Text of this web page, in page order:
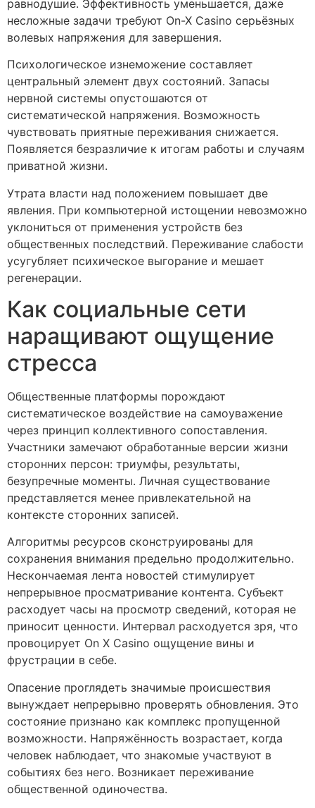
равнодушие. Эффективность уменьшается, даже
несложные задачи требуют On-X Casino серьёзных
волевых напряжения для завершения.
Психологическое изнеможение составляет
центральный элемент двух состояний. Запасы
нервной системы опустошаются от
систематической напряжения. Возможность
чувствовать приятные переживания снижается.
Появляется безразличие к итогам работы и случаям
приватной жизни.
Утрата власти над положением повышает две
явления. При компьютерной истощении невозможно
уклониться от применения устройств без
общественных последствий. Переживание слабости
усугубляет психическое выгорание и мешает
регенерации.
Как социальные сети
наращивают ощущение
стресса
Общественные платформы порождают
систематическое воздействие на самоуважение
через принцип коллективного сопоставления.
Участники замечают обработанные версии жизни
сторонних персон: триумфы, результаты,
безупречные моменты. Личная существование
представляется менее привлекательной на
контексте сторонних записей.
Алгоритмы ресурсов сконструированы для
сохранения внимания предельно продолжительно.
Нескончаемая лента новостей стимулирует
непрерывное просматривание контента. Субъект
расходует часы на просмотр сведений, которая не
приносит ценности. Интервал расходуется зря, что
провоцирует On X Casino ощущение вины и
фрустрации в себе.
Опасение проглядеть значимые происшествия
вынуждает непрерывно проверять обновления. Это
состояние признано как комплекс пропущенной
возможности. Напряжённость возрастает, когда
человек наблюдает, что знакомые участвуют в
событиях без него. Возникает переживание
общественной одиночества.